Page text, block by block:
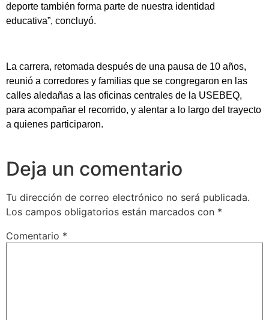
deporte también forma parte de nuestra identidad
educativa”, concluyó.
La carrera, retomada después de una pausa de 10 años,
reunió a corredores y familias que se congregaron en las
calles aledañas a las oficinas centrales de la USEBEQ,
para acompañar el recorrido, y alentar a lo largo del trayecto
a quienes participaron.
Deja un comentario
Tu dirección de correo electrónico no será publicada.
Los campos obligatorios están marcados con *
Comentario *